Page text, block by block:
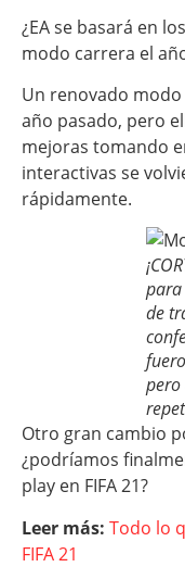
¿EA se basará en
modo carrera el
Un renovado
año pasado, pero
mejoras tomando
interactivas se
rápidamente.
para
de
pero
Otro gran cambio
¿podríamos
play en FIFA 21?
Leer más: Todo lo
FIFA 21